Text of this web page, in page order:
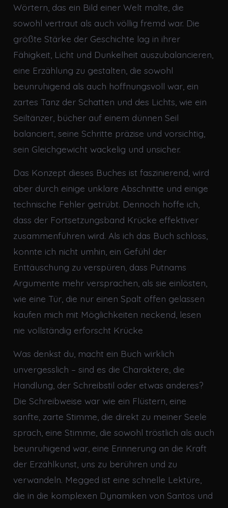
Wörtern, das ein Bild einer Welt malte, die
sowohl vertraut als auch völlig fremd war. Die
größte Stärke der Geschichte lag in ihrer
Fähigkeit, Licht und Dunkelheit auszubalancieren,
eine Erzählung zu gestalten, die sowohl
beunruhigend als auch hoffnungsvoll war, ein
zartes Tanz der Schatten und des Lichts, wie ein
Seiltänzer, bücher auf einem dünnen Seil
balanciert, seine Schritte präzise und vorsichtig,
sein Gleichgewicht wackelig und unsicher.
Das Konzept dieses Buches ist faszinierend, wird
aber durch einige unklare Abschnitte und einige
technische Fehler getrübt. Dennoch hoffe ich,
dass der Fortsetzungsband Krücke effektiver
zusammenführen wird. Als ich das Buch schloss,
konnte ich nicht umhin, ein Gefühl der
Enttäuschung zu verspüren, dass Putnams
Argumente mehr versprachen, als sie einlösten,
wie eine Tür, die nur einen Spalt offen gelassen
kaufen mich mit Möglichkeiten neckend, lesen
nie vollständig erforscht Krücke
Was denkst du, macht ein Buch wirklich
unvergesslich – sind es die Charaktere, die
Handlung, der Schreibstil oder etwas anderes?
Die Schreibweise war wie ein Flüstern, eine
sanfte, zarte Stimme, die direkt zu meiner Seele
sprach, eine Stimme, die sowohl tröstlich als auch
beunruhigend war, eine Erinnerung an die Kraft
der Erzählkunst, uns zu berühren und zu
verwandeln. Megged ist eine schnelle Lektüre,
die in die komplexen Dynamiken von Santos und